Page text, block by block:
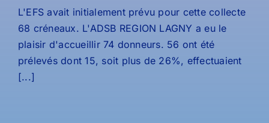
L'EFS avait initialement prévu pour cette collecte
68 créneaux. L'ADSB REGION LAGNY a eu le
plaisir d'accueillir 74 donneurs. 56 ont été
prélevés dont 15, soit plus de 26%, effectuaient
[...]